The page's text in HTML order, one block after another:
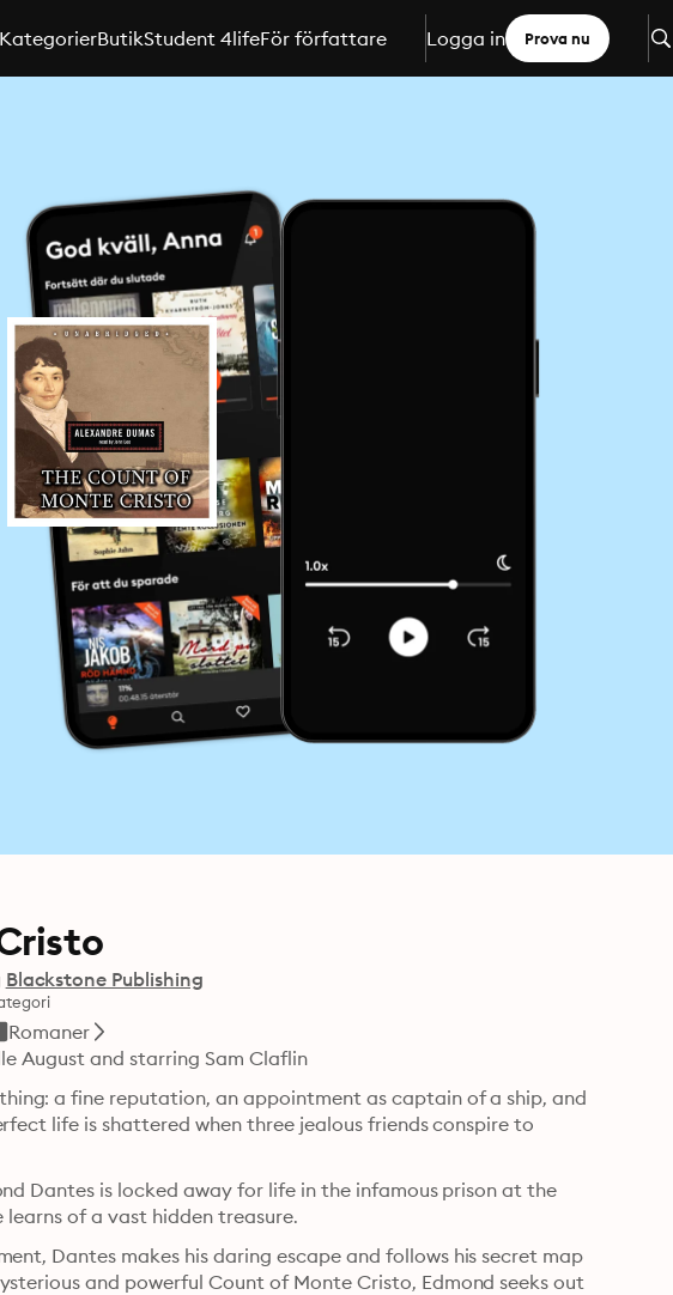
ButikStudent 4lifeFör författare Logga in Prova nu
Blackstone Publishing
Romaner
Now a television miniseries directed by Bille August and starring Sam Claflin
a fine reputation, an appointment as captain of a ship, and
life is shattered when three jealous friends conspire to
Dantes is locked away for life in the infamous prison at the
of a vast hidden treasure.
Dantes makes his daring escape and follows his secret map
and powerful Count of Monte Cristo, Edmond seeks out